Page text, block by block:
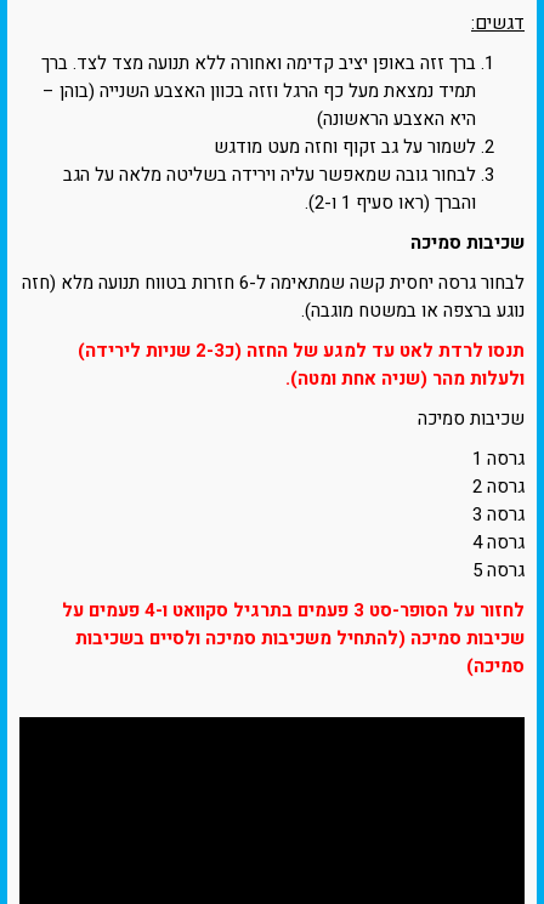
דגשים:
ברך זזה באופן יציב קדימה ואחורה ללא תנועה מצד לצד. ברך
תמיד נמצאת מעל כף הרגל וזזה בכוון האצבע השנייה (בוהן –
היא האצבע הראשונה)
לשמור על גב זקוף וחזה מעט מודגש
לבחור גובה שמאפשר עליה וירידה בשליטה מלאה על הגב
והברך (ראו סעיף 1 ו-2).
שכיבות סמיכה
לבחור גרסה יחסית קשה שמתאימה ל-6 חזרות בטווח תנועה מלא (חזה
נוגע ברצפה או במשטח מוגבה).
תנסו לרדת לאט עד למגע של החזה (כ2-3 שניות לירידה)
ולעלות מהר (שניה אחת ומטה).
שכיבות סמיכה
גרסה 1
גרסה 2
גרסה 3
גרסה 4
גרסה 5
לחזור על הסופר-סט 3 פעמים בתרגיל סקוואט ו-4 פעמים על
שכיבות סמיכה (להתחיל משכיבות סמיכה ולסיים בשכיבות
סמיכה)